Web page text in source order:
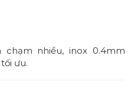
nhiều, inox 0.4mm
ưu.